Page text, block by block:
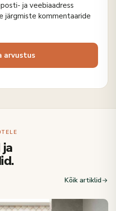
ja veebiaadress
järgmiste kommentaaride
Kõik artiklid